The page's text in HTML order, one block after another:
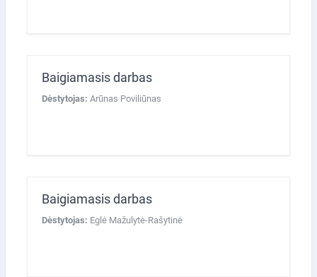
Baigiamasis darbas
Dėstytojas: Arūnas Poviliūnas
Baigiamasis darbas
Dėstytojas: Eglė Mažulytė-Rašytinė